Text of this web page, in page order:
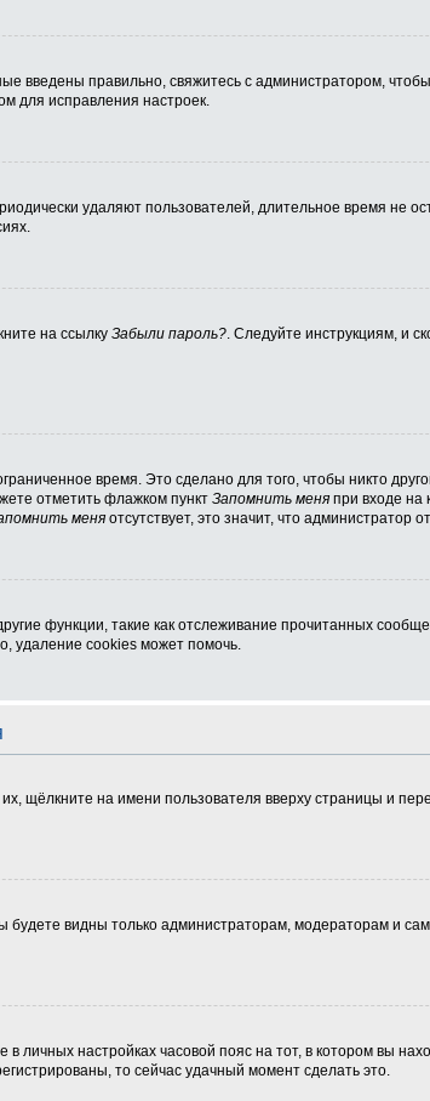
введены правильно, свяжитесь с администратором,
для исправления настроек.
удаляют пользователей, длительное время не
на ссылку Забыли пароль?. Следуйте инструкциям, и
время. Это сделано для того, чтобы никто
отметить флажком пункт Запомнить меняпри входе на
меняотсутствует, это значит, что администратор
функции, такие как отслеживание прочитанных
удаление cookies может помочь.
щёлкните на имени пользователя вверху страницы и
будете видны только администраторам, модераторам и
личных настройках часовой пояс на тот, в котором вы
то сейчас удачный момент сделать это.